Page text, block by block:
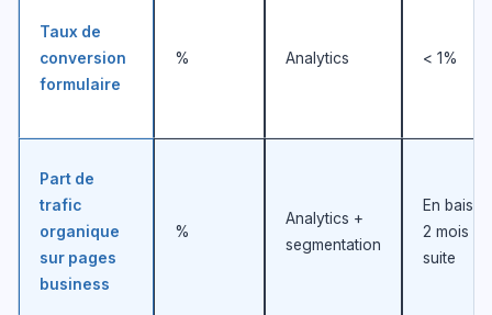
Taux de
conversion
formulaire
% Analytics < 1%
Part de
trafic
organique
sur pages
business
%
Analytics +
segmentation
En baisse
2 mois de
suite